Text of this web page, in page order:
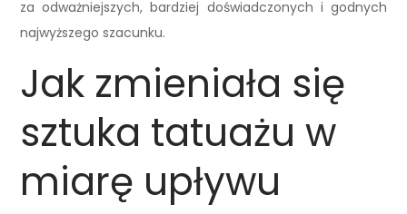
za odważniejszych, bardziej doświadczonych i godnych
najwyższego szacunku.
Jak zmieniała się
sztuka tatuażu w
miarę upływu